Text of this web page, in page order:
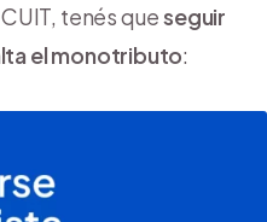
tenés queseguir
el monotributo: